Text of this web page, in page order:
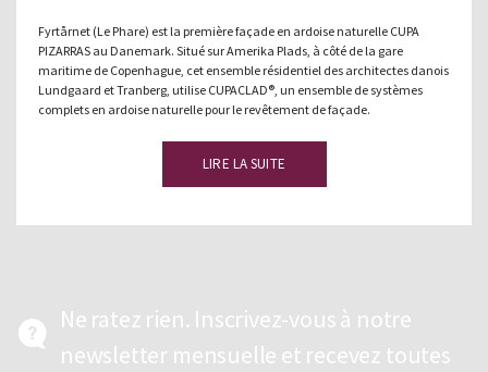
Fyrtårnet (Le Phare) est la première façade en ardoise naturelle CUPA
PIZARRAS au Danemark. Situé sur Amerika Plads, à côté de la gare
maritime de Copenhague, cet ensemble résidentiel des architectes danois
Lundgaard et Tranberg, utilise CUPACLAD®, un ensemble de systèmes
complets en ardoise naturelle pour le revêtement de façade.
LIRE LA SUITE
Ne ratez rien. Inscrivez-vous à notre
newsletter mensuelle et recevez toutes